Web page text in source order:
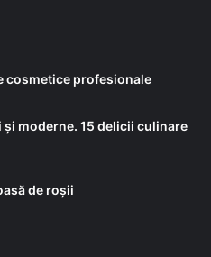
cosmetice profesionale
moderne. 15 delicii culinare
de roșii